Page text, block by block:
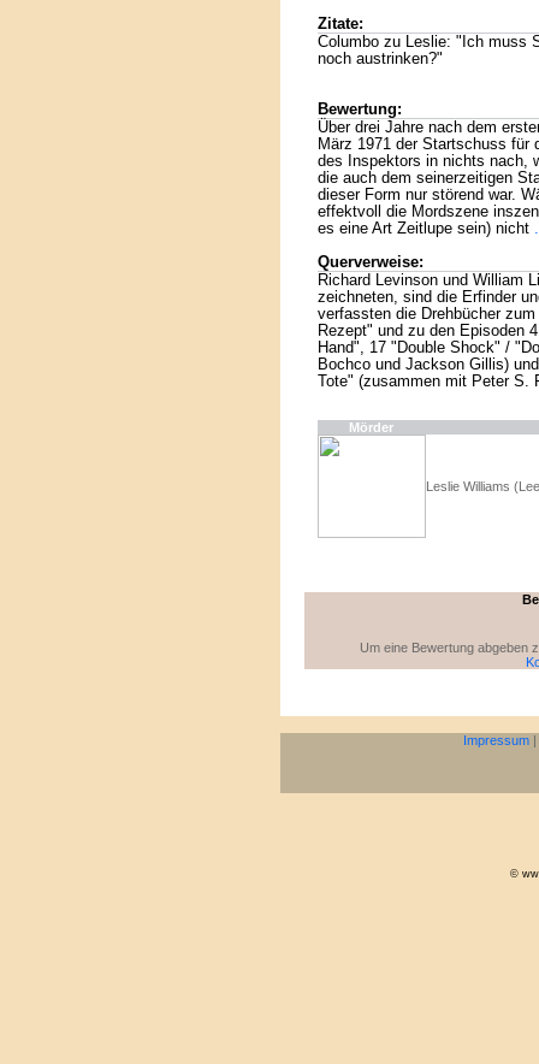
Zitate:
Columbo zu Leslie: "Ich muss
noch austrinken?"
Bewertung:
Über drei Jahre nach dem
März 1971 der Startschuss für
des Inspektors in nichts nach,
die auch dem seinerzeitigen
dieser Form nur störend war.
effektvoll die Mordszene
es eine Art Zeitlupe sein) nicht
Querverweise:
Richard Levinson und William
zeichneten, sind die Erfinder
verfassten die Drehbücher
Rezept" und zu den Episoden
Hand", 17 "Double Shock" /
Bochco und Jackson Gillis)
Tote" (zusammen mit Peter
Mörder
Leslie Williams
Um eine Bewertung abgeben
Impressum |
©